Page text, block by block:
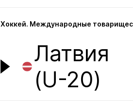
Хоккей. Международные
Латвия
(U-20)